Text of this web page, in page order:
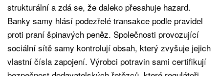
strukturální a zdá se, že daleko přesahuje hazard.
Banky samy hlásí podezřelé transakce podle pravidel
proti praní špinavých peněz. Společnosti provozující
sociální sítě samy kontrolují obsah, který zvyšuje jejich
vlastní čísla zapojení. Výrobci potravin sami certifikují